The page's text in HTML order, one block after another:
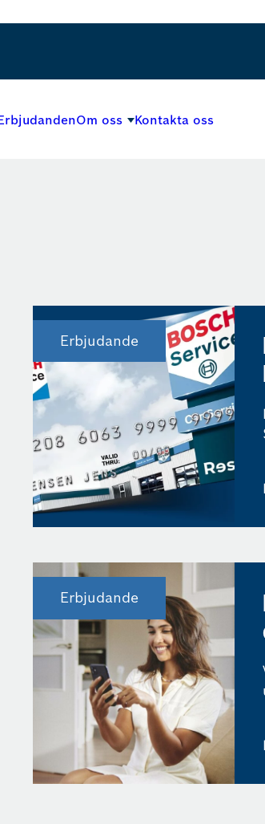
Om oss Kontakta oss
Erbjudande
Erbjudande